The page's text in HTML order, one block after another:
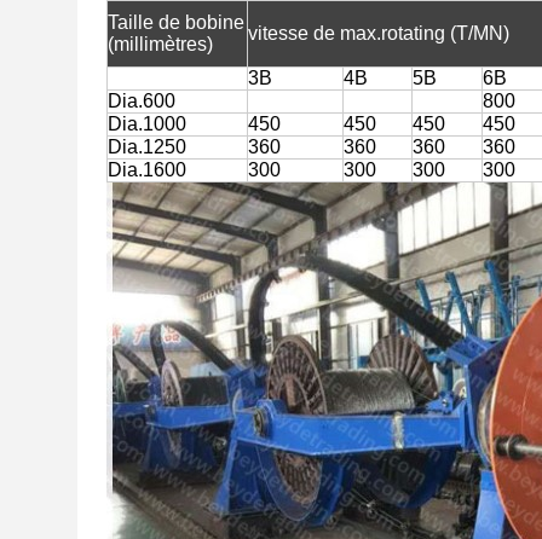
Taille de bobine
(millimètres)
vitesse de max.rotating (T/MN)
3B 4B 5B
6B
Dia.600
800
Dia.1000
450 450 450
450
Dia.1250
360 360 360
360
Dia.1600
300 300 300 300